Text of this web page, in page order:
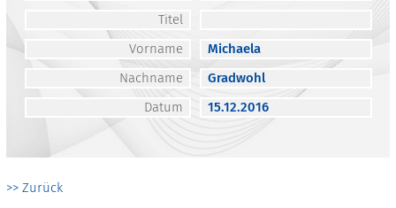
Titel
Vorname
Michaela
Nachname
Gradwohl
Datum
15.12.2016
>> Zurück